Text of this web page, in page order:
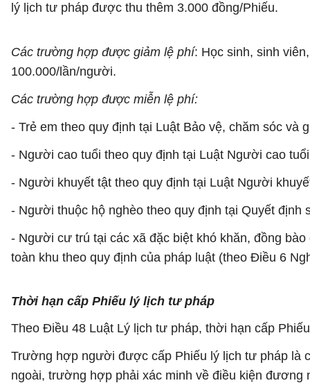
lý lịch tư pháp được thu thêm 3.000 đồng/Phiếu.
Các trường hợp được giảm lệ phí: Học sinh, sinh
100.000/lần/người.
Các trường hợp được miễn lệ phí:
- Trẻ em theo quy định tại Luật Bảo vệ, chăm sóc và
- Người cao tuổi theo quy định tại Luật Người cao
- Người khuyết tật theo quy định tại Luật Người
- Người thuộc hộ nghèo theo quy định tại Quyết
- Người cư trú tại các xã đặc biệt khó khăn, đồng
toàn khu theo quy định của pháp luật (theo Điều 6
Thời hạn cấp Phiếu lý lịch tư pháp
Theo Điều 48 Luật Lý lịch tư pháp, thời hạn cấp
Trường hợp người được cấp Phiếu lý lịch tư pháp là
ngoài, trường hợp phải xác minh về điều kiện